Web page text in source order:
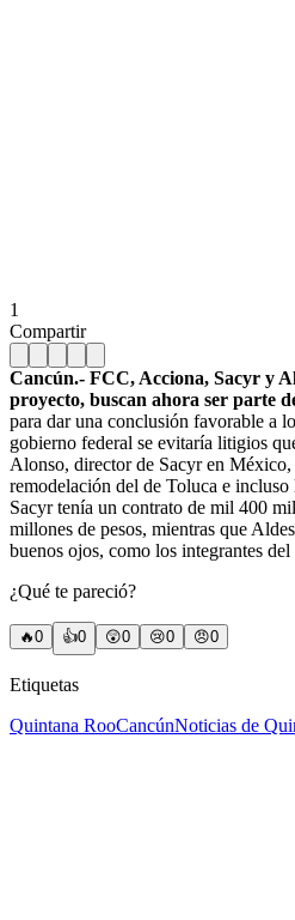
1
Compartir
Cancún.- FCC, Acciona, Sacyr y
proyecto, buscan ahora ser parte
para dar una conclusión favorable a
gobierno federal se evitaría litigios
Alonso, director de Sacyr en
remodelación del de Toluca e
Sacyr tenía un contrato de mil 400
millones de pesos, mientras que
buenos ojos, como los integrantes
¿Qué te pareció?
🔥0 👍0 😲0 😢0 😠0
Etiquetas
Quintana RooCancúnNoticias de